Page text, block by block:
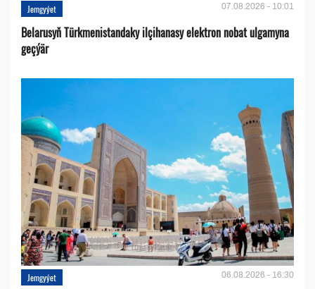
Jemgyýet 07.08.2026 - 10:01
Belarusyň Türkmenistandaky ilçihanasy elektron nobat ulgamyna
geçýär
Jemgyýet 06.08.2026 - 16:30